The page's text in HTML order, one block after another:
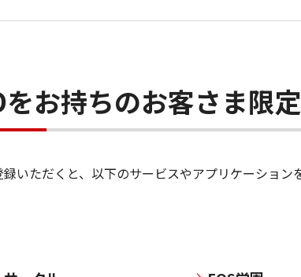
お持ちのお客さま限
録いただくと、以下のサービスやアプリケーション